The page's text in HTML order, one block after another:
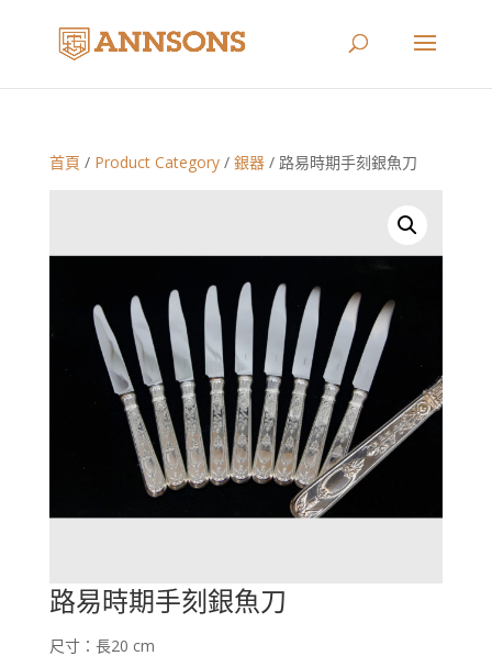
首頁 / Product Category/ 銀器/ 路易時期手刻銀魚刀
路易時期手刻銀魚刀
尺寸：長20 cm